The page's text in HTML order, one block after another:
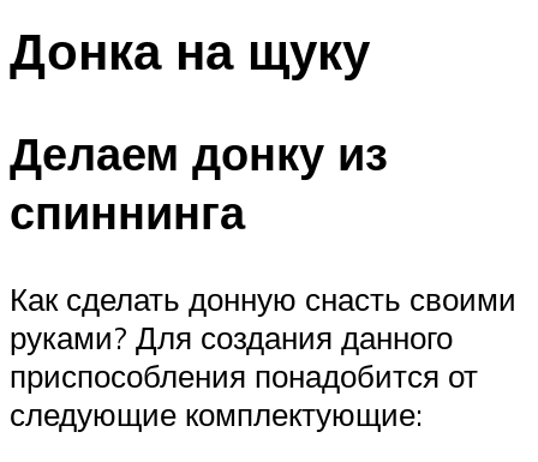
Донка на щуку
Делаем донку из
спиннинга
Как сделать донную снасть своими
руками? Для создания данного
приспособления понадобится от
следующие комплектующие: